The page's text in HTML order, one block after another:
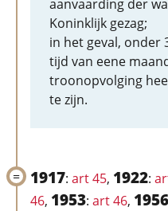
aanvaarding der
Koninklijk gezag;
in het geval, onder
tijd van eene
troonopvolging
te zijn.
1917: art 45, 1922:
46, 1953: art 46, 1956